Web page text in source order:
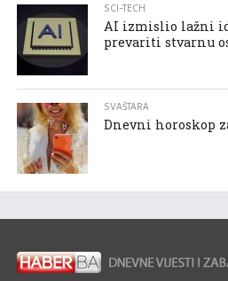
SCI-TECH
AI izmislio lažni
prevariti stvarnu
SVAŠTARA
Dnevni horoskop